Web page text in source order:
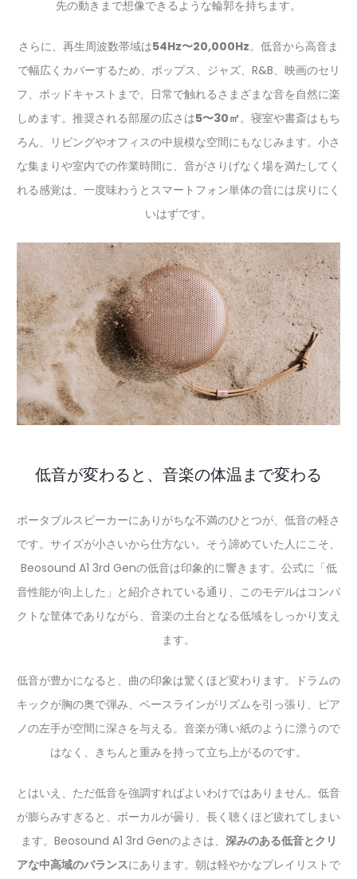
先の動きまで想像できるような輪郭を持ちます。
さらに、再生周波数帯域は54Hz〜20,000Hz。低音から高音ま
で幅広くカバーするため、ポップス、ジャズ、R&B、映画のセリ
フ、ポッドキャストまで、日常で触れるさまざまな音を自然に楽
しめます。推奨される部屋の広さは5〜30㎡。寝室や書斎はもち
ろん、リビングやオフィスの中規模な空間にもなじみます。小さ
な集まりや室内での作業時間に、音がさりげなく場を満たしてく
れる感覚は、一度味わうとスマートフォン単体の音には戻りにく
いはずです。
低音が変わると、音楽の体温まで変わる
ポータブルスピーカーにありがちな不満のひとつが、低音の軽さ
です。サイズが小さいから仕方ない。そう諦めていた人にこそ、
Beosound A1 3rd Genの低音は印象的に響きます。公式に「低
音性能が向上した」と紹介されている通り、このモデルはコンパ
クトな筐体でありながら、音楽の土台となる低域をしっかり支え
ます。
低音が豊かになると、曲の印象は驚くほど変わります。ドラムの
キックが胸の奥で弾み、ベースラインがリズムを引っ張り、ピア
ノの左手が空間に深さを与える。音楽が薄い紙のように漂うので
はなく、きちんと重みを持って立ち上がるのです。
とはいえ、ただ低音を強調すればよいわけではありません。低音
が膨らみすぎると、ボーカルが曇り、長く聴くほど疲れてしまい
ます。Beosound A1 3rd Genのよさは、 深みのある低音とクリ
アな中高域のバランスにあります。朝は軽やかなプレイリストで